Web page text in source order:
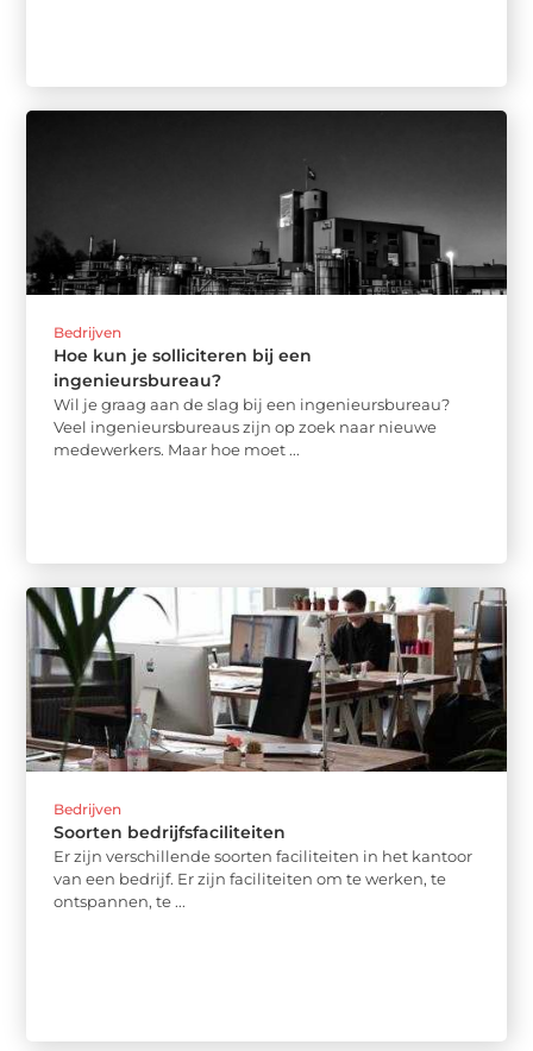
Bedrijven
Hoe kun je solliciteren bij een
ingenieursbureau?
Wil je graag aan de slag bij een ingenieursbureau?
Veel ingenieursbureaus zijn op zoek naar nieuwe
medewerkers. Maar hoe moet ...
Bedrijven
Soorten bedrijfsfaciliteiten
Er zijn verschillende soorten faciliteiten in het kantoor
van een bedrijf. Er zijn faciliteiten om te werken, te
ontspannen, te ...